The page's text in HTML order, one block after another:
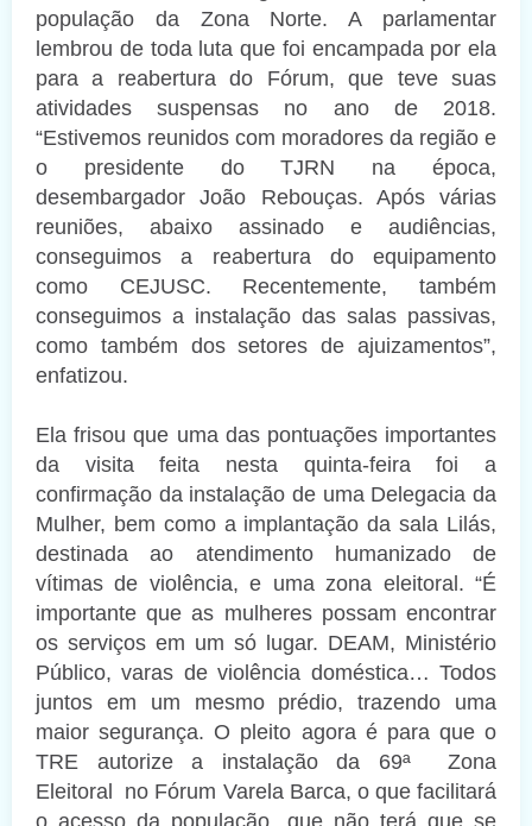
população da Zona Norte. A parlamentar
lembrou de toda luta que foi encampada por ela
para a reabertura do Fórum, que teve suas
atividades suspensas no ano de 2018.
“Estivemos reunidos com moradores da região e
o presidente do TJRN na época,
desembargador João Rebouças. Após várias
reuniões, abaixo assinado e audiências,
conseguimos a reabertura do equipamento
como CEJUSC. Recentemente, também
conseguimos a instalação das salas passivas,
como também dos setores de ajuizamentos”,
enfatizou.
Ela frisou que uma das pontuações importantes
da visita feita nesta quinta-feira foi a
confirmação da instalação de uma Delegacia da
Mulher, bem como a implantação da sala Lilás,
destinada ao atendimento humanizado de
vítimas de violência, e uma zona eleitoral. “É
importante que as mulheres possam encontrar
os serviços em um só lugar. DEAM, Ministério
Público, varas de violência doméstica… Todos
juntos em um mesmo prédio, trazendo uma
maior segurança. O pleito agora é para que o
TRE autorize a instalação da 69ª Zona
Eleitoral no Fórum Varela Barca, o que facilitará
o acesso da população, que não terá que se